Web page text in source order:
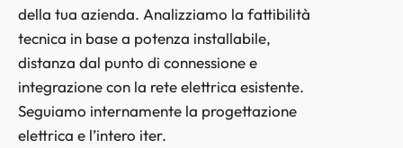
della tua azienda. Analizziamo la fattibilità
tecnica in base a potenza installabile,
distanza dal punto di connessione e
integrazione con la rete elettrica esistente.
Seguiamo internamente la progettazione
elettrica e l’intero iter.